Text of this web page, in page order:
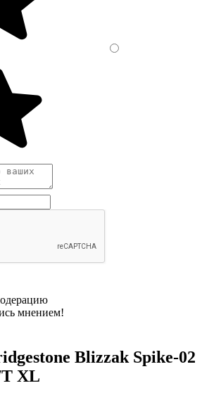
мнением!
Blizzak Spike-02
XL